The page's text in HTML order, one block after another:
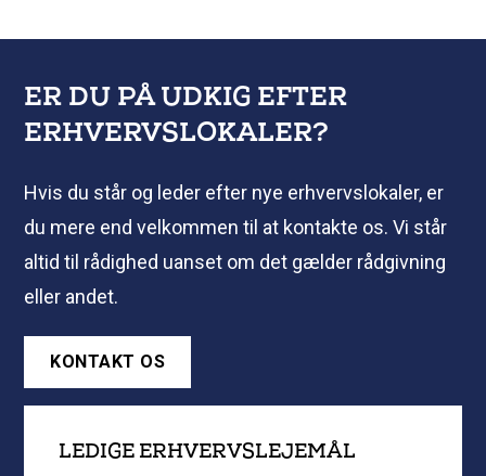
ER DU PÅ UDKIG EFTER
ERHVERVSLOKALER?
Hvis du står og leder efter nye erhvervslokaler, er
du mere end velkommen til at kontakte os. Vi står
altid til rådighed uanset om det gælder rådgivning
eller andet.
KONTAKT OS
LEDIGE ERHVERVSLEJEMÅL